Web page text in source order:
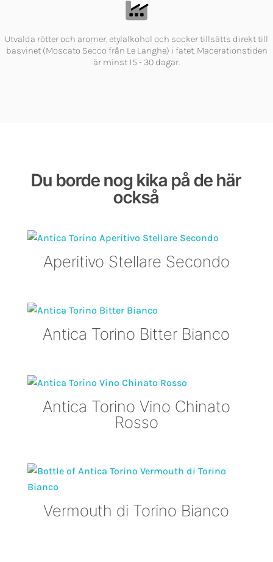
Utvalda rötter och aromer, etylalkohol och socker tillsätts direkt till
basvinet (Moscato Secco från Le Langhe) i fatet. Macerationstiden
är minst 15 - 30 dagar.
Du borde nog kika på de här
också
Aperitivo Stellare Secondo
Antica Torino Bitter Bianco
Antica Torino Vino Chinato
Rosso
Vermouth di Torino Bianco